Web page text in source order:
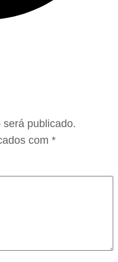
publicado.
com *